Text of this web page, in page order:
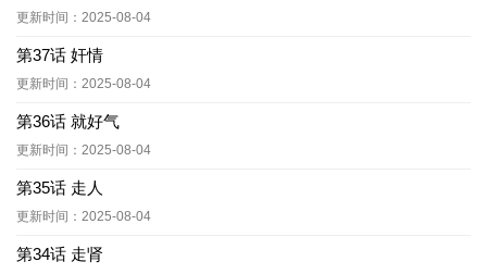
更新时间：2025-08-04
第37话 奸情
更新时间：2025-08-04
第36话 就好气
更新时间：2025-08-04
第35话 走人
更新时间：2025-08-04
第34话 走肾